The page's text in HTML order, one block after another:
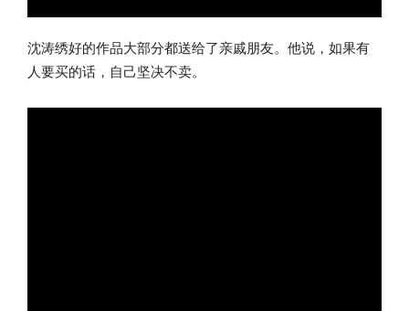
沈涛绣好的作品大部分都送给了亲戚朋友。他说，如果有
人要买的话，自己坚决不卖。